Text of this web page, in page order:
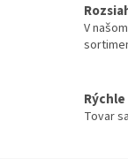
V
Tovar